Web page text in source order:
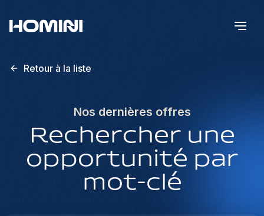
Retour à la liste
Nos dernières offres
Rechercher une
opportunité par
mot-clé